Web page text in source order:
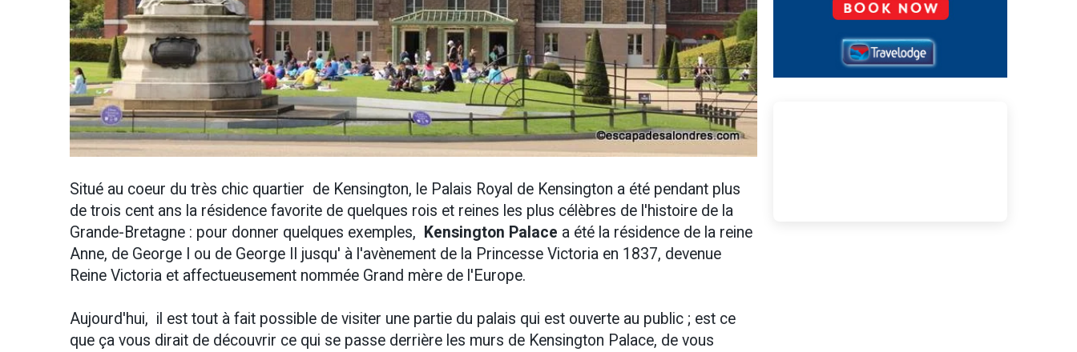
Situé au coeur du très chic quartier de Kensington, le Palais Royal de Kensington a été pendant plus
de trois cent ans la résidence favorite de quelques rois et reines les plus célèbres de l'histoire de la
Grande-Bretagne : pour donner quelques exemples,
Kensington Palace a été la résidence de la reine
Anne, de George I ou de George II jusqu' à l'avènement de la Princesse Victoria en 1837, devenue
Reine Victoria et affectueusement nommée Grand mère de l'Europe.
Aujourd'hui, il est tout à fait possible de visiter une partie du palais qui est ouverte au public ; est ce
que ça vous dirait de découvrir ce qui se passe derrière les murs de Kensington Palace, de vous